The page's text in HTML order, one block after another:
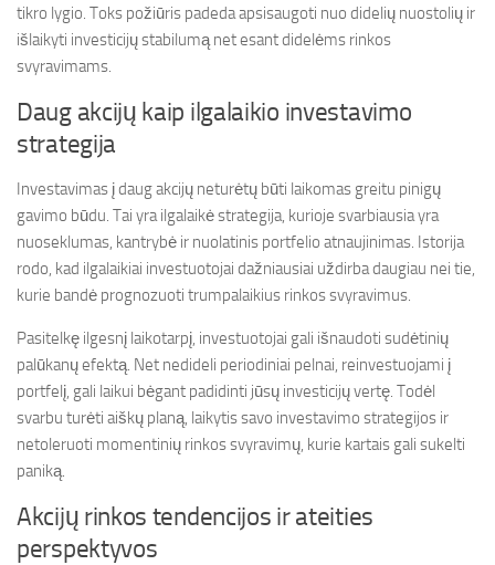
tikro lygio. Toks požiūris padeda apsisaugoti nuo didelių nuostolių ir
išlaikyti investicijų stabilumą net esant didelėms rinkos
svyravimams.
Daug akcijų kaip ilgalaikio investavimo
strategija
Investavimas į daug akcijų neturėtų būti laikomas greitu pinigų
gavimo būdu. Tai yra ilgalaikė strategija, kurioje svarbiausia yra
nuoseklumas, kantrybė ir nuolatinis portfelio atnaujinimas. Istorija
rodo, kad ilgalaikiai investuotojai dažniausiai uždirba daugiau nei tie,
kurie bandė prognozuoti trumpalaikius rinkos svyravimus.
Pasitelkę ilgesnį laikotarpį, investuotojai gali išnaudoti sudėtinių
palūkanų efektą. Net nedideli periodiniai pelnai, reinvestuojami į
portfelį, gali laikui bėgant padidinti jūsų investicijų vertę. Todėl
svarbu turėti aiškų planą, laikytis savo investavimo strategijos ir
netoleruoti momentinių rinkos svyravimų, kurie kartais gali sukelti
paniką.
Akcijų rinkos tendencijos ir ateities
perspektyvos